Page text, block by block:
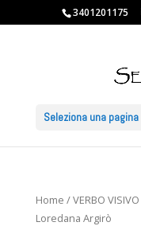
3401201175
Seleziona una pagina
Home /VERBO VISIVO
Loredana Argirò